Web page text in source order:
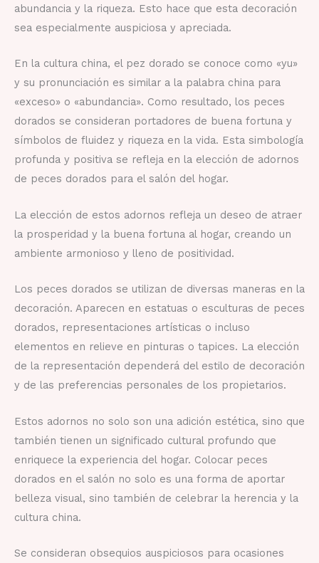
abundancia y la riqueza. Esto hace que esta decoración
sea especialmente auspiciosa y apreciada.
En la cultura china, el pez dorado se conoce como «yu»
y su pronunciación es similar a la palabra china para
«exceso» o «abundancia». Como resultado, los peces
dorados se consideran portadores de buena fortuna y
símbolos de fluidez y riqueza en la vida. Esta simbología
profunda y positiva se refleja en la elección de adornos
de peces dorados para el salón del hogar.
La elección de estos adornos refleja un deseo de atraer
la prosperidad y la buena fortuna al hogar, creando un
ambiente armonioso y lleno de positividad.
Los peces dorados se utilizan de diversas maneras en la
decoración. Aparecen en estatuas o esculturas de peces
dorados, representaciones artísticas o incluso
elementos en relieve en pinturas o tapices. La elección
de la representación dependerá del estilo de decoración
y de las preferencias personales de los propietarios.
Estos adornos no solo son una adición estética, sino que
también tienen un significado cultural profundo que
enriquece la experiencia del hogar. Colocar peces
dorados en el salón no solo es una forma de aportar
belleza visual, sino también de celebrar la herencia y la
cultura china.
Se consideran obsequios auspiciosos para ocasiones